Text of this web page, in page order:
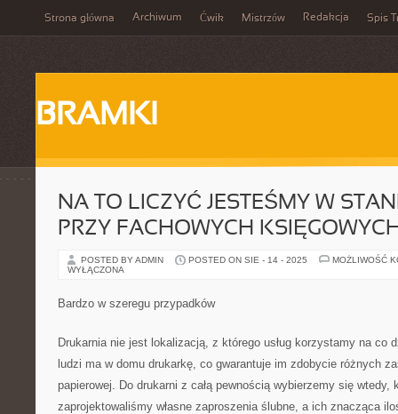
Strona główna Archiwum Ćwik Mistrzów Redakcja Spis
BRAMKI
NA TO LICZYĆ JESTEŚMY W
PRZY FACHOWYCH
POSTED BY ADMIN POSTED ON SIE - 14 - 2025
MOŻLIWOŚĆ
WYŁĄCZONA
Bardzo w szeregu przypadków
Drukarnia nie jest lokalizacją, z którego usług korzystamy na co
ludzi ma w domu drukarkę, co gwarantuje im zdobycie różnych
papierowej. Do drukarni z całą pewnością wybierzemy się wtedy,
zaprojektowaliśmy własne zaproszenia ślubne, a ich znacząca